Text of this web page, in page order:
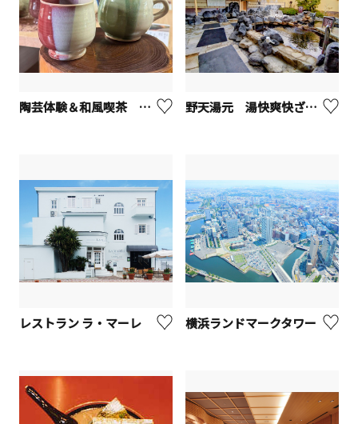
陶芸体験＆和風喫茶 ひばり茶寮【座間市】 野天湯元 湯快爽快ざま【座間市】
レストラン ラ・マーレ 横浜ランドマークタワー